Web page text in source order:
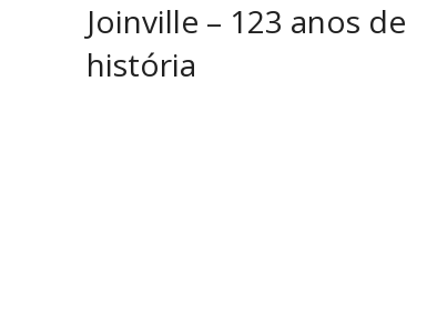
Joinville – 123 anos de
história